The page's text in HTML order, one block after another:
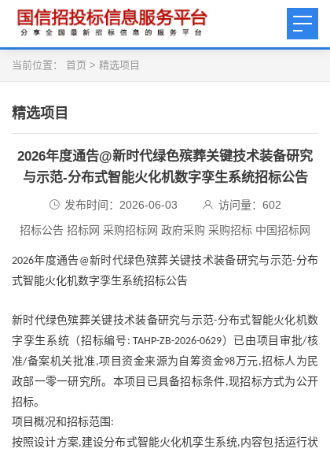
当前位置： 首页 > 精选项目
精选项目
2026年度通告@新时代绿色殡葬关键技术装备研究
与示范-分布式智能火化机数字孪生系统招标公告
发布时间：2026-06-03 访问量： 602
招标公告 招标网 采购招标网 政府采购 采购招标 中国招标网
2026年度通告@新时代绿色殡葬关键技术装备研究与示范-分布
式智能火化机数字孪生系统招标公告
新时代绿色殡葬关键技术装备研究与示范-分布式智能火化机数
字孪生系统（招标编号 : TAHP-ZB-2026-0629）已由项目审批/核
准/备案机关批准 ,项目资金来源为自筹资金98 万元,招标人为民
政部一零一研究所。本项目已具备招标条件,现招标方式为公开
招标。
项目概况和招标范围 :
按照设计方案,建设分布式智能火化机孪生系统,内容包括运行状